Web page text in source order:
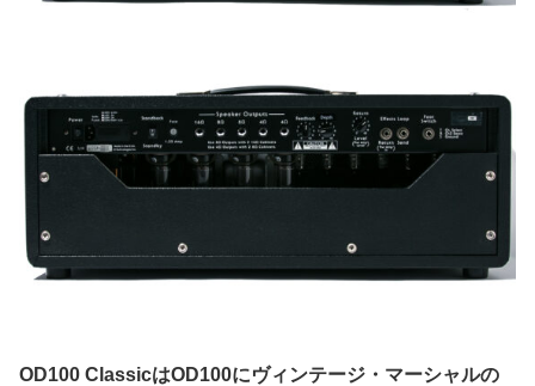
OD100 ClassicはOD100にヴィンテージ・マーシャルの